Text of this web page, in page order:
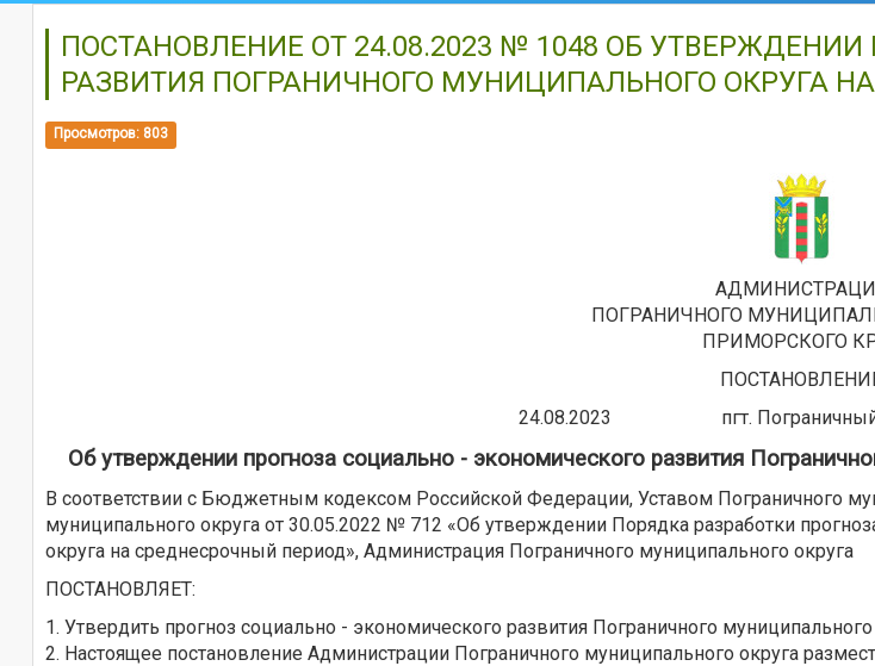
ПОСТАНОВЛЕНИЕ ОТ 24.08.2023 № 1048 ОБ
РАЗВИТИЯ ПОГРАНИЧНОГО МУНИЦИПАЛЬНОГО ОКРУГА
Просмотров: 803
ПОГРАНИЧНОГО
ПРИМОРСКОГО
24.08.2023 пгт.
Об утверждении прогноза социально - экономического развития
В соответствии с Бюджетным кодексом Российской Федерации, Уставом Пограничного
муниципального округа от 30.05.2022 № 712 «Об утверждении Порядка разработки
округа на среднесрочный период», Администрация Пограничного муниципального округа
ПОСТАНОВЛЯЕТ:
1. Утвердить прогноз социально - экономического развития Пограничного
2. Настоящее постановление Администрации Пограничного муниципального округа